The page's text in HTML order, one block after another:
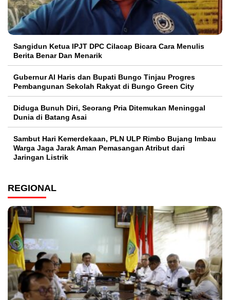
Sangidun Ketua IPJT DPC Cilacap Bicara Cara Menulis
Berita Benar Dan Menarik
​Gubernur Al Haris dan Bupati Bungo Tinjau Progres
Pembangunan Sekolah Rakyat di Bungo Green City
Diduga Bunuh Diri, Seorang Pria Ditemukan Meninggal
Dunia di Batang Asai
Sambut Hari Kemerdekaan, PLN ULP Rimbo Bujang Imbau
Warga Jaga Jarak Aman Pemasangan Atribut dari
Jaringan Listrik​
REGIONAL